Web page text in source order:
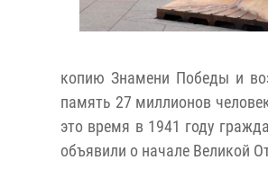
копию Знамени Победы и
память 27 миллионов
это время в 1941 году
объявили о начале Великой